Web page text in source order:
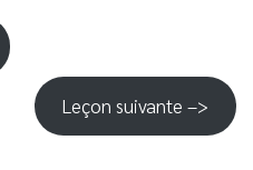
Leçon suivante –>